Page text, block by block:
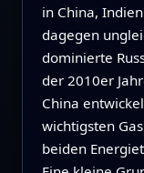
in China,
dagegen
dominierte
der 2010er
China
wichtigsten
beiden